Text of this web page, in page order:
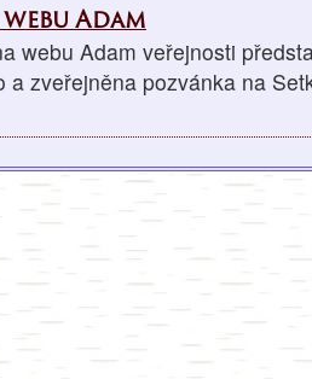
Adam
webu Adam veřejnosti
a zveřejněna pozvánka na